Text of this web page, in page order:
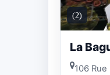
(2)
La
106 Rue